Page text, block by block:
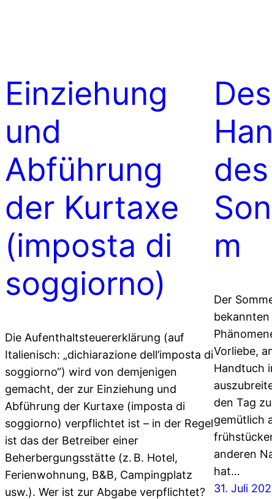
Einziehung
und
Abführung
der Kurtaxe
(imposta di
soggiorno)
Die Aufenthaltsteuererklärung (auf
Italienisch: „dichiarazione dell’imposta di
soggiorno“) wird von demjenigen
gemacht, der zur Einziehung und
Abführung der Kurtaxe (imposta di
soggiorno) verpflichtet ist – in der Regel
ist das der Betreiber einer
Beherbergungsstätte (z. B. Hotel,
Ferienwohnung, B&B, Campingplatz
usw.). Wer ist zur Abgabe verpflichtet?
m
Der
Vorliebe,
Handtuch
den Tag
gemütlich
anderen
hat…
31. Juli